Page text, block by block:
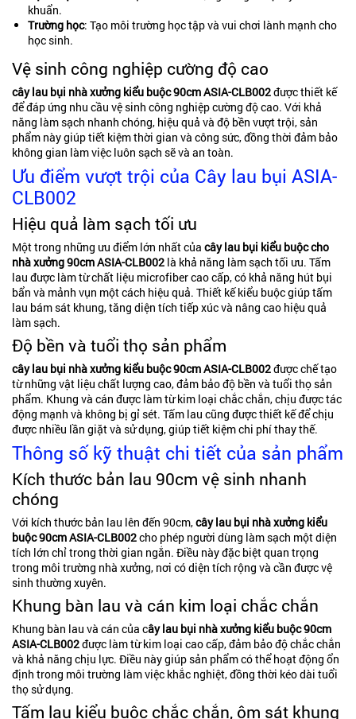
khuẩn.
Trường học: Tạo môi trường học tập và vui chơi lành mạnh cho
học sinh.
Vệ sinh công nghiệp cường độ cao
cây lau bụi nhà xưởng kiểu buộc 90cm ASIA-CLB002được thiết kế
để đáp ứng nhu cầu vệ sinh công nghiệp cường độ cao. Với khả
năng làm sạch nhanh chóng, hiệu quả và độ bền vượt trội, sản
phẩm này giúp tiết kiệm thời gian và công sức, đồng thời đảm bảo
không gian làm việc luôn sạch sẽ và an toàn.
Ưu điểm vượt trội của Cây lau bụi ASIA-
CLB002
Hiệu quả làm sạch tối ưu
Một trong những ưu điểm lớn nhất của cây lau bụi kiểu buộc cho
nhà xưởng 90cm ASIA-CLB002 là khả năng làm sạch tối ưu. Tấm
lau được làm từ chất liệu microfiber cao cấp, có khả năng hút bụi
bẩn và mảnh vụn một cách hiệu quả. Thiết kế kiểu buộc giúp tấm
lau bám sát khung, tăng diện tích tiếp xúc và nâng cao hiệu quả
làm sạch.
Độ bền và tuổi thọ sản phẩm
cây lau bụi nhà xưởng kiểu buộc 90cm ASIA-CLB002được chế tạo
từ những vật liệu chất lượng cao, đảm bảo độ bền và tuổi thọ sản
phẩm. Khung và cán được làm từ kim loại chắc chắn, chịu được tác
động mạnh và không bị gỉ sét. Tấm lau cũng được thiết kế để chịu
được nhiều lần giặt và sử dụng, giúp tiết kiệm chi phí thay thế.
Thông số kỹ thuật chi tiết của sản phẩm
Kích thước bản lau 90cm vệ sinh nhanh
chóng
Với kích thước bản lau lên đến 90cm,cây lau bụi nhà xưởng kiểu
buộc 90cm ASIA-CLB002cho phép người dùng làm sạch một diện
tích lớn chỉ trong thời gian ngắn. Điều này đặc biệt quan trọng
trong môi trường nhà xưởng, nơi có diện tích rộng và cần được vệ
sinh thường xuyên.
Khung bàn lau và cán kim loại chắc chắn
Khung bàn lau và cán của cây lau bụi nhà xưởng kiểu buộc 90cm
ASIA-CLB002được làm từ kim loại cao cấp, đảm bảo độ chắc chắn
và khả năng chịu lực. Điều này giúp sản phẩm có thể hoạt động ổn
định trong môi trường làm việc khắc nghiệt, đồng thời kéo dài tuổi
thọ sử dụng.
Tấm lau kiểu buộc chắc chắn, ôm sát khung